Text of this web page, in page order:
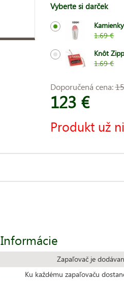
Vyberte si darček
1.69 €
Knôt
1.69 €
Doporučená cena:
123 €
Produkt už
Informácie
Zapaľovač je
Ku každému zapaľovaču